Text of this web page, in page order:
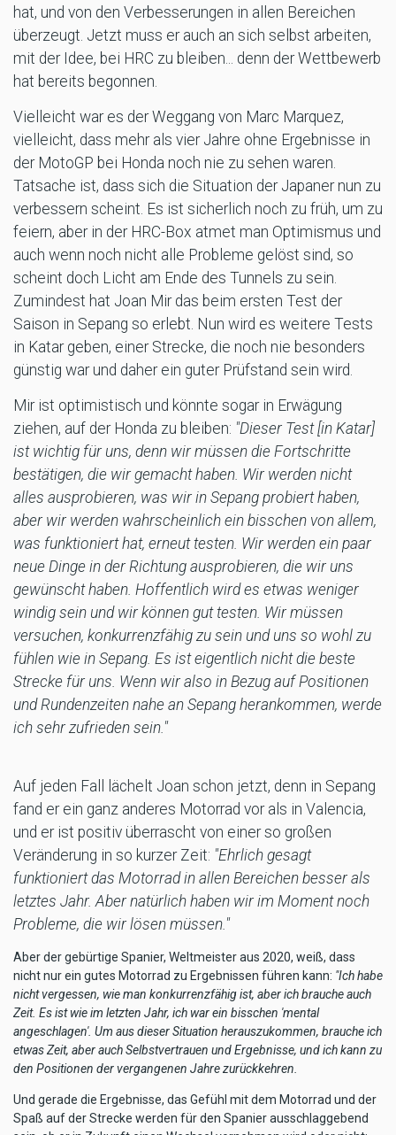
hat, und von den Verbesserungen in allen Bereichen
überzeugt. Jetzt muss er auch an sich selbst arbeiten,
mit der Idee, bei HRC zu bleiben... denn der Wettbewerb
hat bereits begonnen.
Vielleicht war es der Weggang von Marc Marquez,
vielleicht, dass mehr als vier Jahre ohne Ergebnisse in
der MotoGP bei Honda noch nie zu sehen waren.
Tatsache ist, dass sich die Situation der Japaner nun zu
verbessern scheint. Es ist sicherlich noch zu früh, um zu
feiern, aber in der HRC-Box atmet man Optimismus und
auch wenn noch nicht alle Probleme gelöst sind, so
scheint doch Licht am Ende des Tunnels zu sein.
Zumindest hat Joan Mir das beim ersten Test der
Saison in Sepang so erlebt. Nun wird es weitere Tests
in Katar geben, einer Strecke, die noch nie besonders
günstig war und daher ein guter Prüfstand sein wird.
Mir ist optimistisch und könnte sogar in Erwägung
ziehen, auf der Honda zu bleiben: "Dieser Test [in Katar]
ist wichtig für uns, denn wir müssen die Fortschritte
bestätigen, die wir gemacht haben. Wir werden nicht
alles ausprobieren, was wir in Sepang probiert haben,
aber wir werden wahrscheinlich ein bisschen von allem,
was funktioniert hat, erneut testen. Wir werden ein paar
neue Dinge in der Richtung ausprobieren, die wir uns
gewünscht haben. Hoffentlich wird es etwas weniger
windig sein und wir können gut testen. Wir müssen
versuchen, konkurrenzfähig zu sein und uns so wohl zu
fühlen wie in Sepang. Es ist eigentlich nicht die beste
Strecke für uns. Wenn wir also in Bezug auf Positionen
und Rundenzeiten nahe an Sepang herankommen, werde
ich sehr zufrieden sein."
Auf jeden Fall lächelt Joan schon jetzt, denn in Sepang
fand er ein ganz anderes Motorrad vor als in Valencia,
und er ist positiv überrascht von einer so großen
Veränderung in so kurzer Zeit: "Ehrlich gesagt
funktioniert das Motorrad in allen Bereichen besser als
letztes Jahr. Aber natürlich haben wir im Moment noch
Probleme, die wir lösen müssen."
Aber der gebürtige Spanier, Weltmeister aus 2020, weiß, dass
nicht nur ein gutes Motorrad zu Ergebnissen führen kann: "Ich habe
nicht vergessen, wie man konkurrenzfähig ist, aber ich brauche auch
Zeit. Es ist wie im letzten Jahr, ich war ein bisschen 'mental
angeschlagen'. Um aus dieser Situation herauszukommen, brauche ich
etwas Zeit, aber auch Selbstvertrauen und Ergebnisse, und ich kann zu
den Positionen der vergangenen Jahre zurückkehren.
Und gerade die Ergebnisse, das Gefühl mit dem Motorrad und der
Spaß auf der Strecke werden für den Spanier ausschlaggebend